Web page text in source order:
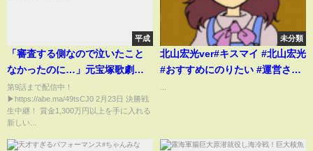
平成
「審査する側なので泣いたこと
なかったのに…」元宝塚歌劇団
の #遼河はるひ が感動の涙。｜
歌姫オーディション❝ #トロット
ガールズジャパン ❞ #shorts
第9話まで配信中！
▶︎https://abe.ma/49tsCJ0 2月23日 決勝戦
生中継！ 賞金1,300万円以上を手に入れる
新しい...
未分類
北山宏光ver#キスマイ #北山宏光
#おすすめにのりたい #運営さん